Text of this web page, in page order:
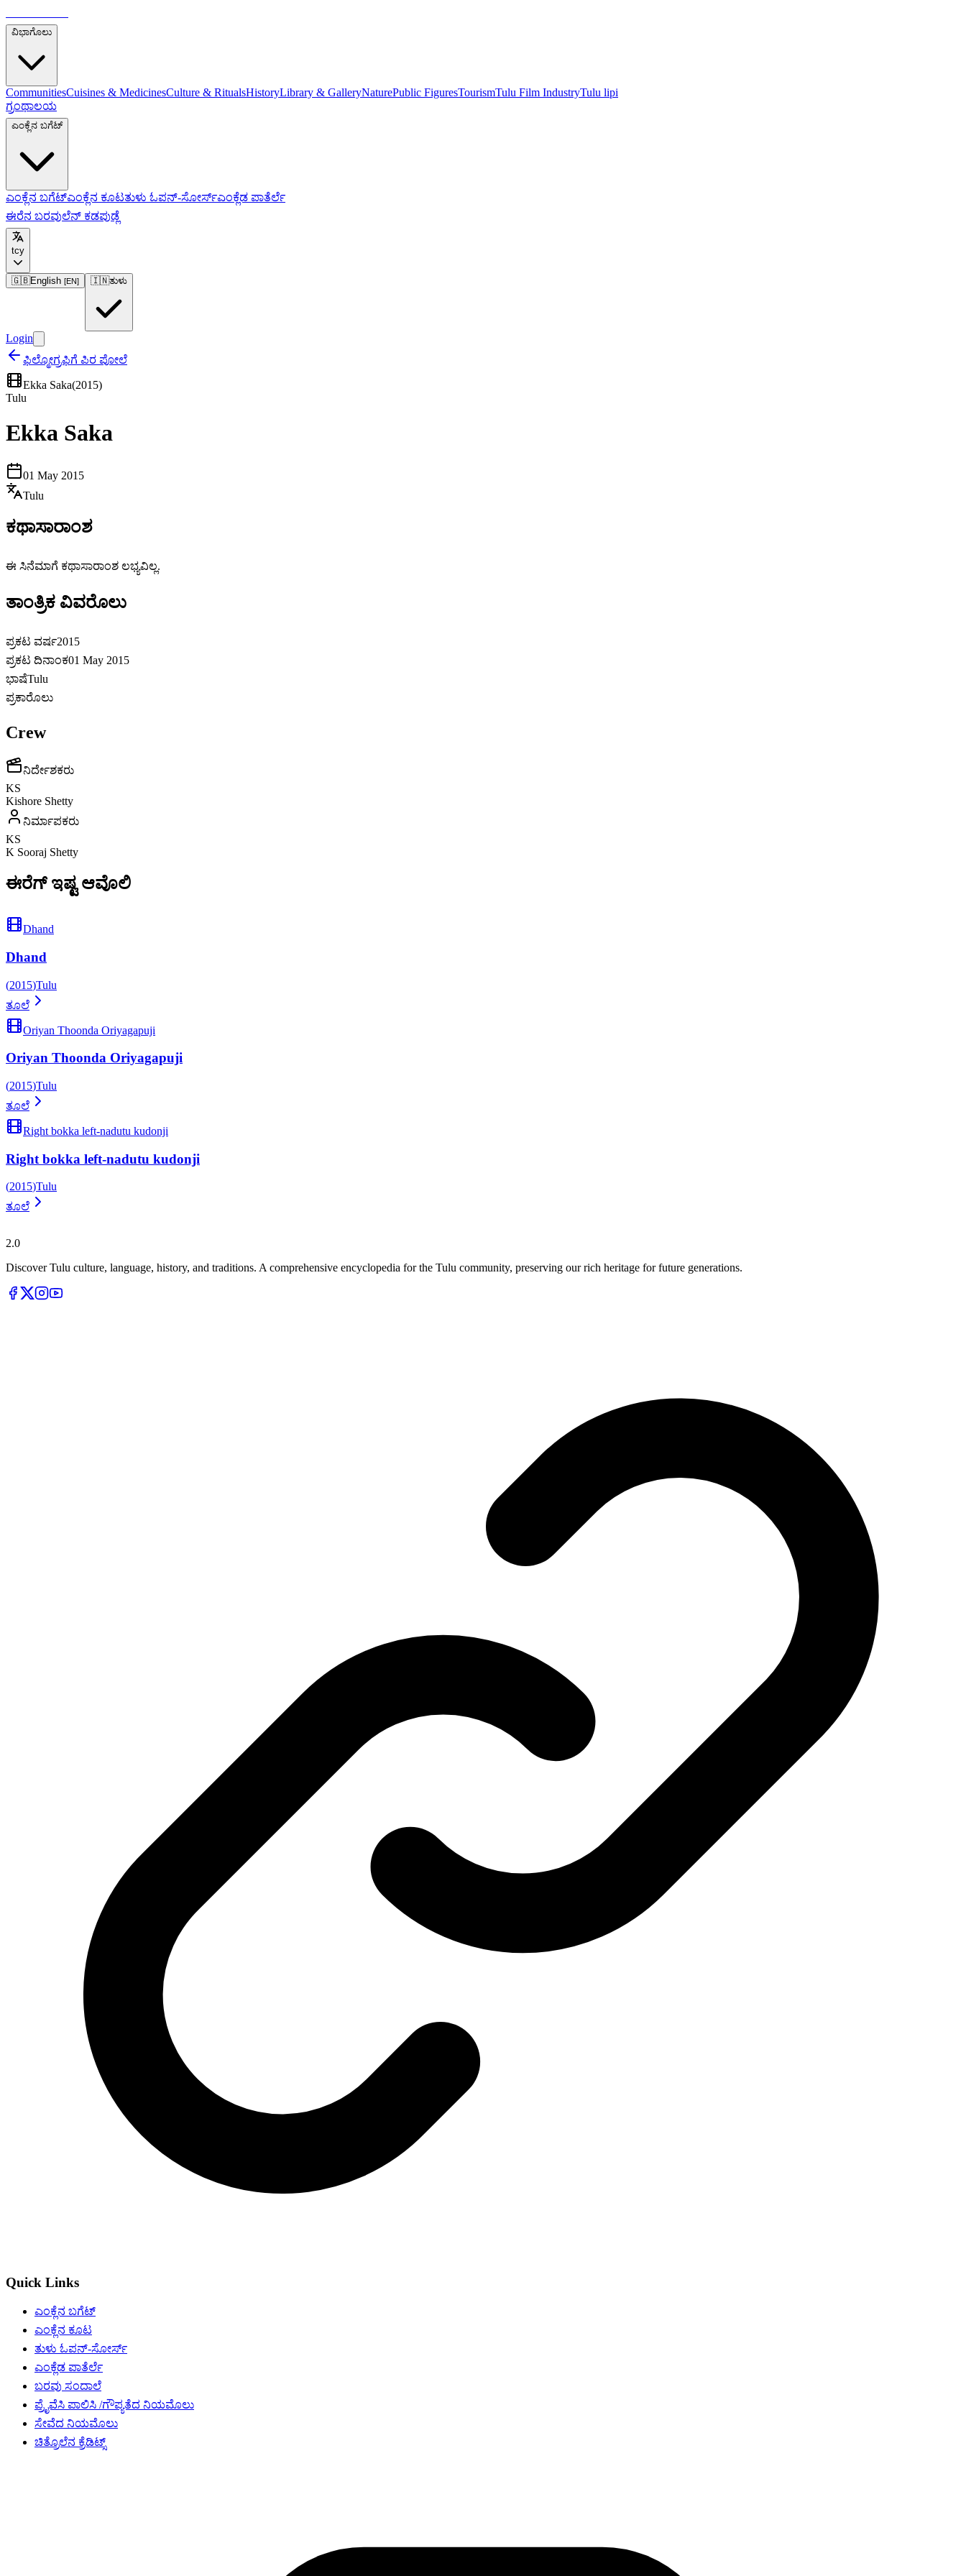
ವಿಭಾಗೊಲು
CommunitiesCuisines & MedicinesCulture & RitualsHistoryLibrary & GalleryNaturePublic FiguresTourismTulu Film IndustryTulu lipi
ಗ್ರಂಥಾಲಯ
ಎಂಕ್ಲೆನ ಬಗೆಟ್
ಎಂಕ್ಲೆನ ಬಗೆಟ್ಎಂಕ್ಲೆನ ಕೂಟತುಳು ಓಪನ್-ಸೋರ್ಸ್ಎಂಕ್ಲೆಡ ಪಾತೆರ್ಲೆ
ಈರೆನ ಬರವುಲೆನ್ ಕಡಪುಡ್ಲೆ
tcy
🇬🇧English [EN] 🇮🇳ತುಳು
Login
ಫಿಲ್ಮೋಗ್ರಫಿಗೆ ಪಿರ ಪೋಲೆ
Ekka Saka(2015)
Tulu
Ekka Saka
01 May 2015
Tulu
ಕಥಾಸಾರಾಂಶ
ಈ ಸಿನೆಮಾಗೆ ಕಥಾಸಾರಾಂಶ ಲಭ್ಯವಿಲ್ಲ.
ತಾಂತ್ರಿಕ ವಿವರೊಲು
ಪ್ರಕಟ ವರ್ಷ2015
ಪ್ರಕಟ ದಿನಾಂಕ01 May 2015
ಭಾಷೆTulu
ಪ್ರಕಾರೊಲು
Crew
ನಿರ್ದೇಶಕರು
KS
Kishore Shetty
ನಿರ್ಮಾಪಕರು
KS
K Sooraj Shetty
ಈರೆಗ್ ಇಷ್ಟ ಆವೊಲಿ
Dhand
Dhand
(2015)Tulu
ತೂಲೆ
Oriyan Thoonda Oriyagapuji
Oriyan Thoonda Oriyagapuji
(2015)Tulu
ತೂಲೆ
Right bokka left-nadutu kudonji
Right bokka left-nadutu kudonji
(2015)Tulu
ತೂಲೆ
2.0
Discover Tulu culture, language, history, and traditions. A comprehensive encyclopedia for the Tulu community, preserving our rich heritage for future generations.
Quick Links
ಎಂಕ್ಲೆನ ಬಗೆಟ್
ಎಂಕ್ಲೆನ ಕೂಟ
ತುಳು ಓಪನ್-ಸೋರ್ಸ್
ಎಂಕ್ಲೆಡ ಪಾತೆರ್ಲೆ
ಬರವು ಸಂದಾಲೆ
ಪ್ರೈವೆಸಿ ಪಾಲಿಸಿ /ಗೌಪ್ಯತೆದ ನಿಯಮೊಲು
ಸೇವೆದ ನಿಯಮೊಲು
ಚಿತ್ರೊಲೆನ ಕ್ರೆಡಿಟ್ಸ್